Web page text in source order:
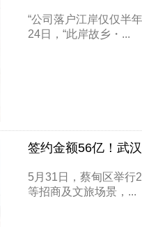
“公司落户江岸仅仅半
24日，“此岸故乡・...
签约金额56亿！武
5月31日，蔡甸区举
等招商及文旅场景，...